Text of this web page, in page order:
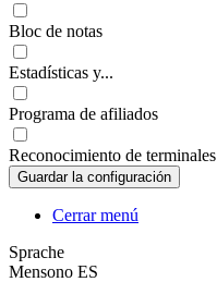
Bloc de notas
Estadísticas y...
Programa de afiliados
Reconocimiento de terminales
Cerrar menú
Sprache
Mensono ES